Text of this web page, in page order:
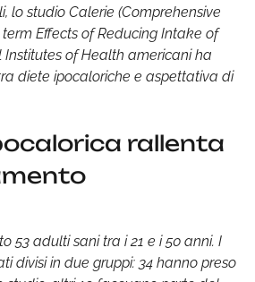
lo studio Calerie (Comprehensive
Effects of Reducing Intake of
Institutes of Health americani ha
diete ipocaloriche e aspettativa di
rallenta
53 adulti sani tra i 21 e i 50 anni. I
divisi in due gruppi: 34 hanno preso